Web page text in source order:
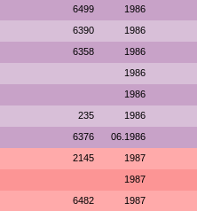
6499 1986
6390 1986
6358 1986
1986
1986
235 1986
6376 06.1986
2145 1987
1987
6482 1987